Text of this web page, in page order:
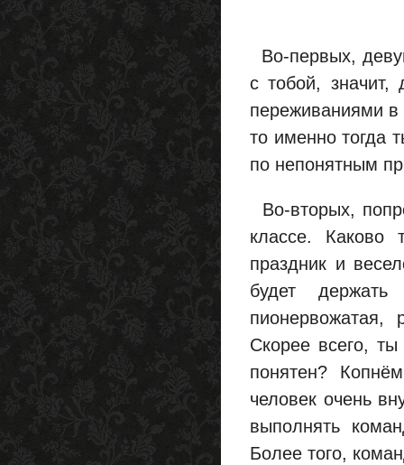
Во-первых,
с тобой, значит,
переживаниями
то именно тогда
по непонятным
Во-вторых,
классе. Каково
праздник и
будет
пионервожатая,
Скорее всего,
понятен?
человек очень
выполнять
Более того,